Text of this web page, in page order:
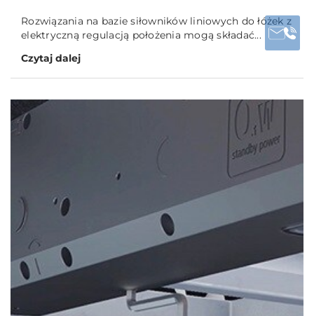
Rozwiązania na bazie siłowników liniowych do łóżek z
elektryczną regulacją położenia mogą składać...
Czytaj dalej